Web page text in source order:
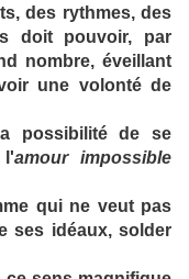
des rythmes, des
doit pouvoir, par
nombre, éveillant
une volonté de
possibilité de se
l'amour impossible
qui ne veut pas
ses idéaux, solder